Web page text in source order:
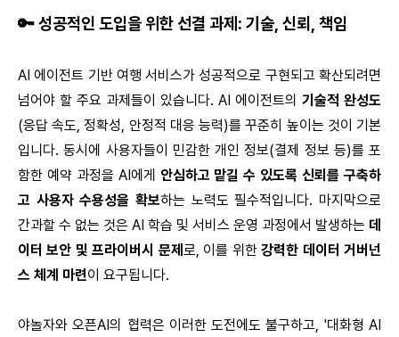
🔑 성공적인 도입을 위한 선결 과제: 기술, 신뢰, 책임
AI 에이전트 기반 여행 서비스가 성공적으로 구현되고 확산되려면
넘어야 할 주요 과제들이 있습니다. AI 에이전트의 기술적 완성도
(응답 속도, 정확성, 안정적 대응 능력)를 꾸준히 높이는 것이 기본
입니다. 동시에 사용자들이 민감한 개인 정보(결제 정보 등)를 포
함한 예약 과정을 AI에게 안심하고 맡길 수 있도록 신뢰를 구축하
고 사용자 수용성을 확보하는 노력도 필수적입니다. 마지막으로
간과할 수 없는 것은 AI 학습 및 서비스 운영 과정에서 발생하는 데
이터 보안 및 프라이버시 문제 로, 이를 위한강력한 데이터 거버넌
스 체계 마련이 요구됩니다.
야놀자와 오픈AI의 협력은 이러한 도전에도 불구하고, '대화형 AI